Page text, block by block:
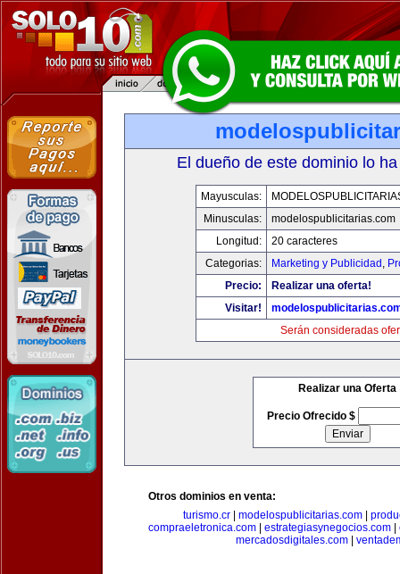
El dueño de este dominio lo
Mayusculas:
Minusculas:
modelospublicitarias.com
Longitud:
20 caracteres
Categorias:
Marketing y Publicidad ,
Precio:
Realizar una oferta!
Visitar!
Serán consideradas
Realizar una Oferta
Precio Ofrecido $
Otros dominios en venta:
turismo.cr
modelospublicitarias.com
compraeletronica.com
estrategiasynegocios.com
mercadosdigitales.com|